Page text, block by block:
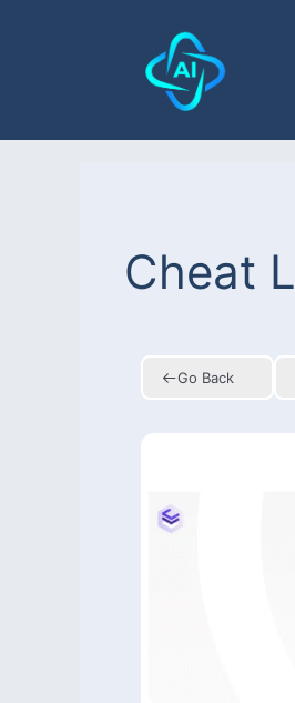
Cheat
Go Back